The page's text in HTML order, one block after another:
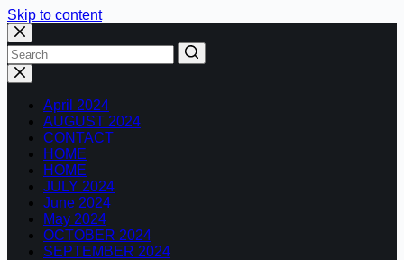
Skip to content
No
results
April 2024
AUGUST 2024
CONTACT
HOME
HOME
JULY 2024
June 2024
May 2024
OCTOBER 2024
SEPTEMBER 2024